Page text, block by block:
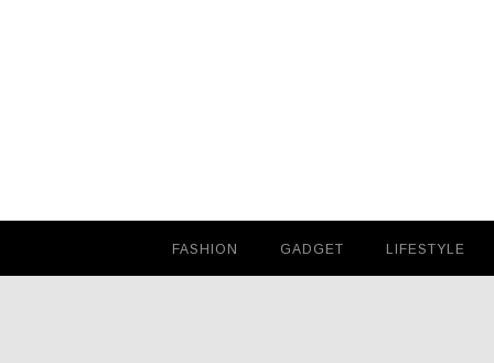
FASHION
FASHION GADGET
GADGET LIFESTYLE
LIFESTYLE